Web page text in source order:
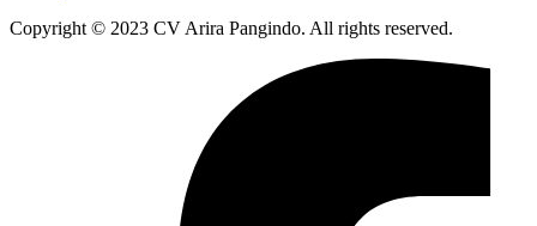
Copyright © 2023 CV Arira Pangindo. All rights reserved.